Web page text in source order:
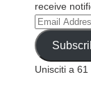
receive
Email
Address
Unisciti a